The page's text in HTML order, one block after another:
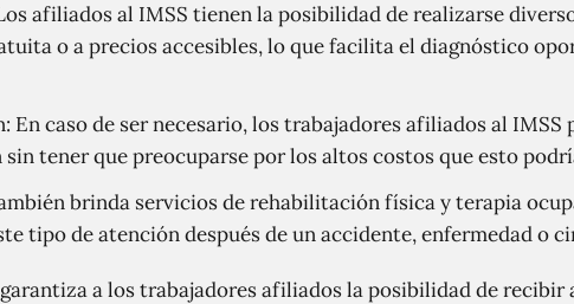
afiliados al IMSS tienen la posibilidad de realizarse
o a precios accesibles, lo que facilita el diagnóstico
caso de ser necesario, los trabajadores afiliados al IMSS
tener que preocuparse por los altos costos que esto
brinda servicios de rehabilitación física y terapia
tipo de atención después de un accidente, enfermedad o
a los trabajadores afiliados la posibilidad de recibir